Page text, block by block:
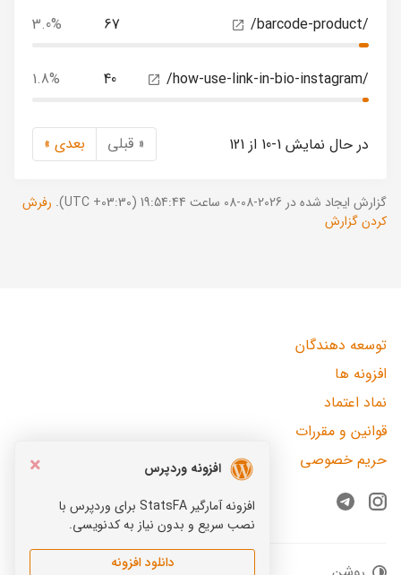
/barcode-product/
67
3.0%
/how-use-link-in-bio-instagram/
40
1.8%
در حال نمایش 1-10 از 121 « قبلی بعدی »
گزارش ایجاد شده در 2026-08-08 ساعت 19:54:44 (UTC +03:30).
رفرش
کردن گزارش
×
افزونه وردپرس
افزونه آمارگیر StatsFA برای وردپرس با
نصب سریع و بدون نیاز به کدنویسی.
دانلود افزونه
توسعه دهندگان
افزونه ها
نماد اعتماد
قوانین و مقررات
حریم خصوصی
Instagram
Telegram